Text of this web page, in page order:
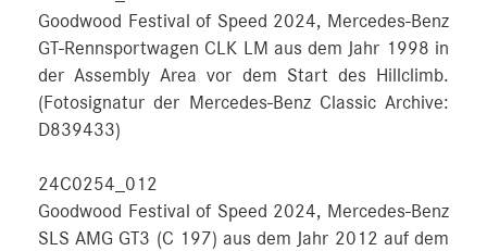
Goodwood Festival of Speed 2024, Mercedes-Benz
GT-Rennsportwagen CLK LM aus dem Jahr 1998 in
der Assembly Area vor dem Start des Hillclimb.
(Fotosignatur der Mercedes-Benz Classic Archive:
D839433)
24C0254_012
Goodwood Festival of Speed 2024, Mercedes-Benz
SLS AMG GT3 (C 197) aus dem Jahr 2012 auf dem